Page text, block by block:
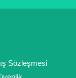
Sözleşmesi